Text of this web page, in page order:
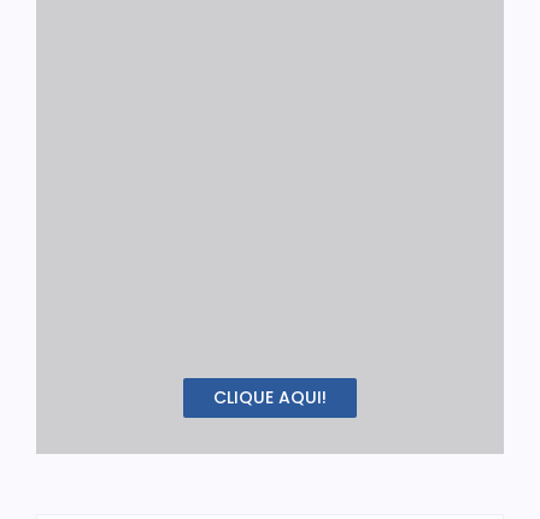
CLIQUE AQUI!